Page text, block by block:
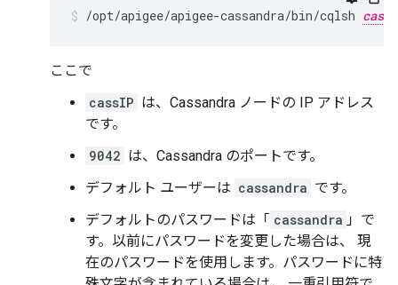
/opt/apigee/apigee-cassandra/bin/cqlsh
ここで
cassIP は、Cassandra ノードの IP アドレス
です。
9042 は、Cassandra のポートです。
デフォルト ユーザーは cassandra です。
デフォルトのパスワードは「 cassandra 」で
す。以前にパスワードを変更した場合は、 現
在のパスワードを使用します。パスワードに特